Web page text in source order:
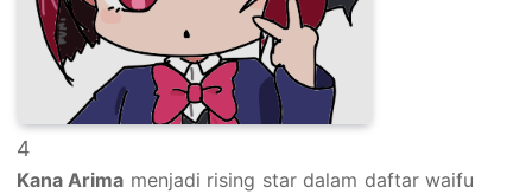
4
Kana Arima menjadi rising star dalam daftar waifu